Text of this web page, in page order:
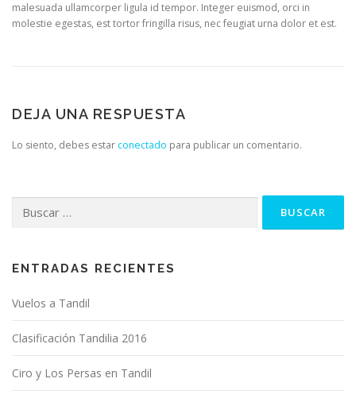
malesuada ullamcorper ligula id tempor. Integer euismod, orci in
molestie egestas, est tortor fringilla risus, nec feugiat urna dolor et est.
DEJA UNA RESPUESTA
Lo siento, debes estar conectado para publicar un comentario.
ENTRADAS RECIENTES
Vuelos a Tandil
Clasificación Tandilia 2016
Ciro y Los Persas en Tandil